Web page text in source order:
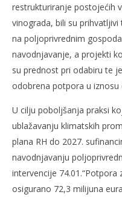
restrukturiranje postojećih
vinograda, bili su
na poljoprivrednim
navodnjavanje, a projekti
su prednost pri odabiru te
odobrena potpora u
U cilju poboljšanja praksi
ublažavanju klimatskih
plana RH do 2027.
navodnjavanju
intervencije
osigurano 72,3 milijuna